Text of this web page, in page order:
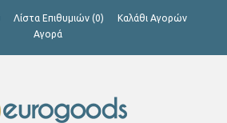
Λίστα Επιθυμιών (0)
Καλάθι Αγορών
Αγορά